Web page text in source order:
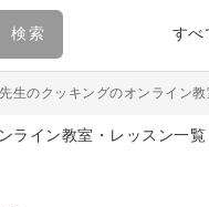
検索 すべ
先生のクッキングのオンライン